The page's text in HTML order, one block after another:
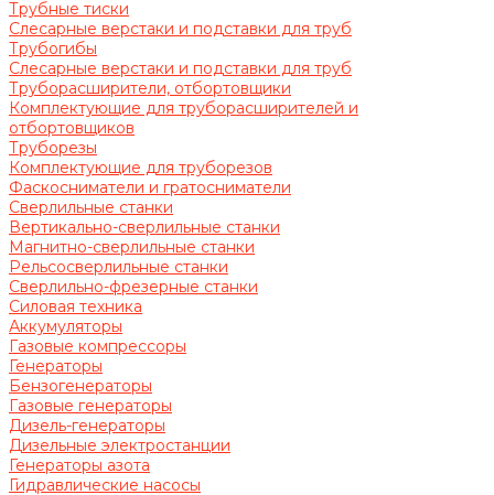
Трубные тиски
Слесарные верстаки и подставки для труб
Трубогибы
Слесарные верстаки и подставки для труб
Труборасширители, отбортовщики
Комплектующие для труборасширителей и
отбортовщиков
Труборезы
Комплектующие для труборезов
Фаскосниматели и гратосниматели
Сверлильные станки
Вертикально-сверлильные станки
Магнитно-сверлильные станки
Рельсосверлильные станки
Сверлильно-фрезерные станки
Силовая техника
Аккумуляторы
Газовые компрессоры
Генераторы
Бензогенераторы
Газовые генераторы
Дизель-генераторы
Дизельные электростанции
Генераторы азота
Гидравлические насосы